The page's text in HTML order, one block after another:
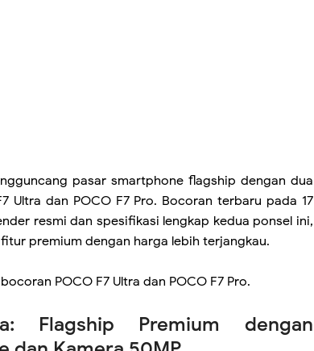
pasar smartphone flagship dengan dua
Ultra dan POCO F7 Pro. Bocoran terbaru pada 17
resmi dan spesifikasi lengkap kedua ponsel ini,
premium dengan harga lebih terjangkau.
POCO F7 Ultra dan POCO F7 Pro.
Flagship Premium dengan